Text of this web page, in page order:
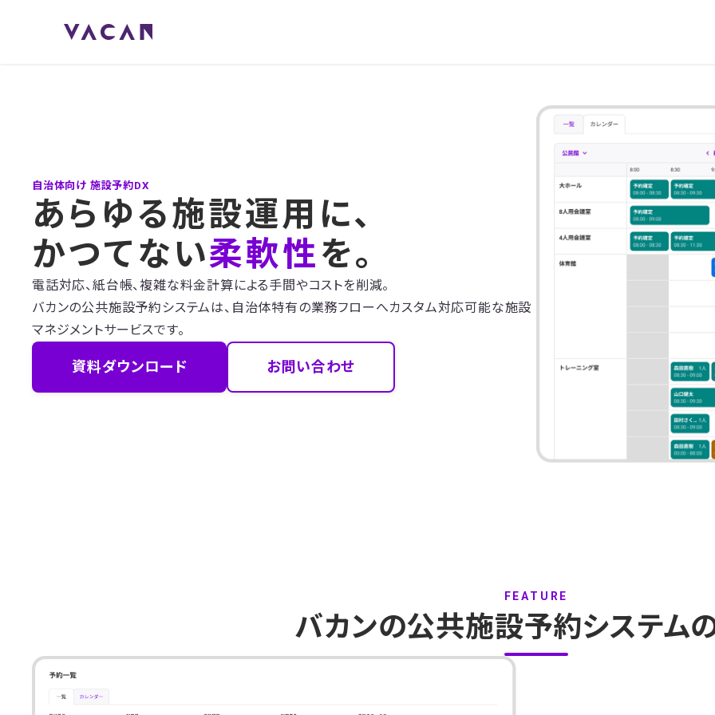
自治体向け 施設予約DX
あらゆる施設運用に、
かつてない柔軟性を。
電話対応、紙台帳、複雑な料金計算による手間やコストを削減。
バカンの公共施設予約システムは、自治体特有の業務フローへカスタム対応可能な施設
マネジメントサービスです。
資料ダウンロード お問い合わせ
FEATURE
バカンの公共施設予約システム